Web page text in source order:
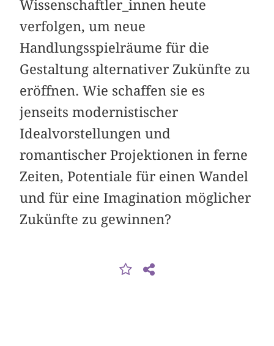
Wissenschaftler_innen heute
verfolgen, um neue
Handlungsspielräume für die
Gestaltung alternativer Zukünfte zu
eröffnen. Wie schaffen sie es
jenseits modernistischer
Idealvorstellungen und
romantischer Projektionen in ferne
Zeiten, Potentiale für einen Wandel
und für eine Imagination möglicher
Zukünfte zu gewinnen?